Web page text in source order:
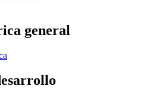
general